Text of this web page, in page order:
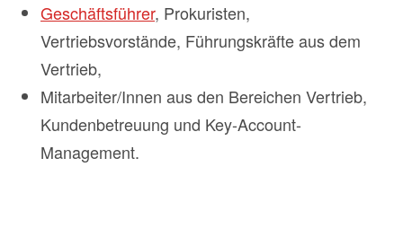
Geschäftsführer, Prokuristen,
Vertriebsvorstände, Führungskräfte aus dem
Vertrieb,
Mitarbeiter/Innen aus den Bereichen Vertrieb,
Kundenbetreuung und Key-Account-
Management.